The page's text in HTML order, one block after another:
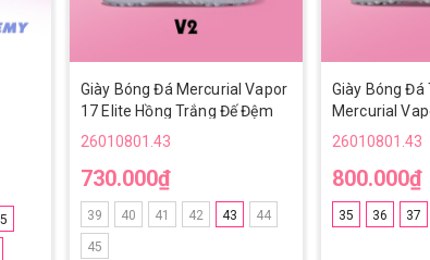
-
Giày Bóng Đá Mercurial Vapor
17 Elite Hồng Trắng Đế Đệm
Loại 2 TF
26010801.43
730.000₫
39 40 41 42 43 44
45
Giày Bóng Đá
Mercurial
Trắng Vạch
26010801.43
800.000₫
35 36 37